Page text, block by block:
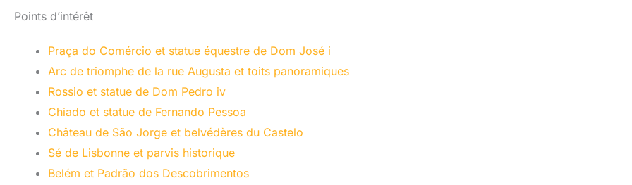
Points d’intérêt
Praça do Comércio et statue équestre de Dom José i
Arc de triomphe de la rue Augusta et toits panoramiques
Rossio et statue de Dom Pedro iv
Chiado et statue de Fernando Pessoa
Château de São Jorge et belvédères du Castelo
Sé de Lisbonne et parvis historique
Belém et Padrão dos Descobrimentos